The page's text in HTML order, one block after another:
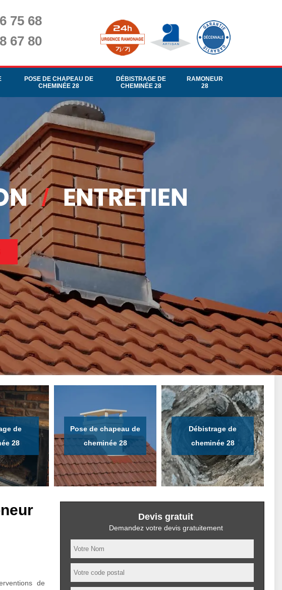
75 68
67 80
POSE DE CHAPEAU DE
CHEMINÉE 28
DÉBISTRAGE DE
CHEMINÉE 28
RAMONEUR
28
de
28
Pose de chapeau de
cheminée 28
Débistrage de
cheminée 28
de
Devis gratuit
Demandez votre devis gratuitement